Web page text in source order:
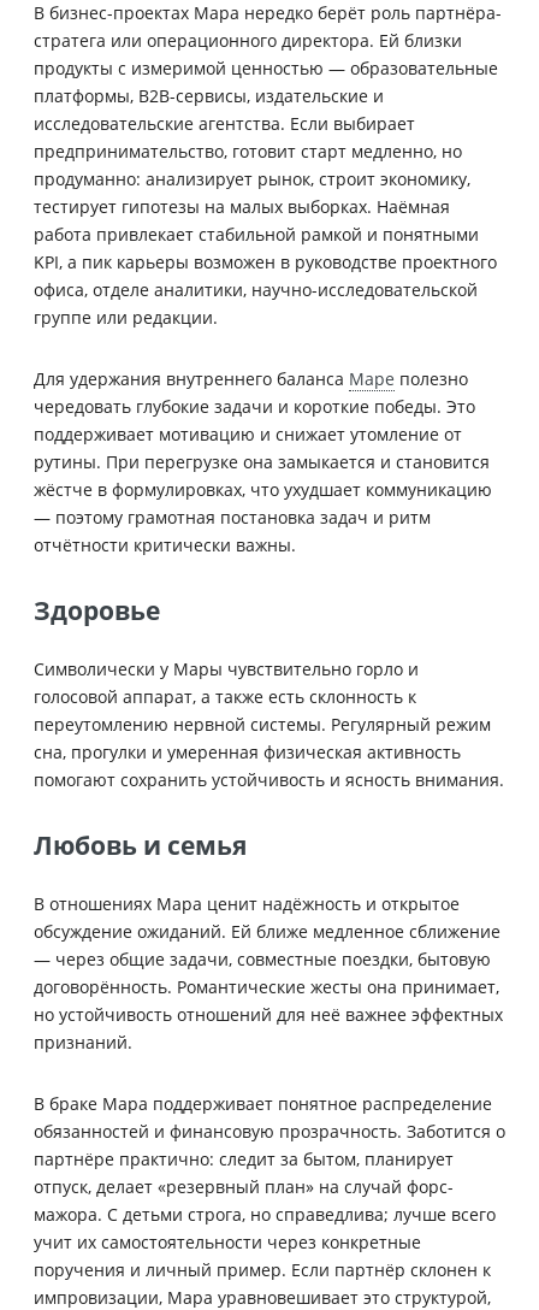
В бизнес-проектах Мара нередко берёт роль партнёра-
стратега или операционного директора. Ей близки
продукты с измеримой ценностью — образовательные
платформы, B2B-сервисы, издательские и
исследовательские агентства. Если выбирает
предпринимательство, готовит старт медленно, но
продуманно: анализирует рынок, строит экономику,
тестирует гипотезы на малых выборках. Наёмная
работа привлекает стабильной рамкой и понятными
KPI, а пик карьеры возможен в руководстве проектного
офиса, отделе аналитики, научно-исследовательской
группе или редакции.
Для удержания внутреннего баланса Маре полезно
чередовать глубокие задачи и короткие победы. Это
поддерживает мотивацию и снижает утомление от
рутины. При перегрузке она замыкается и становится
жёстче в формулировках, что ухудшает коммуникацию
— поэтому грамотная постановка задач и ритм
отчётности критически важны.
Здоровье
Символически у Мары чувствительно горло и
голосовой аппарат, а также есть склонность к
переутомлению нервной системы. Регулярный режим
сна, прогулки и умеренная физическая активность
помогают сохранить устойчивость и ясность внимания.
Любовь и семья
В отношениях Мара ценит надёжность и открытое
обсуждение ожиданий. Ей ближе медленное сближение
— через общие задачи, совместные поездки, бытовую
договорённость. Романтические жесты она принимает,
но устойчивость отношений для неё важнее эффектных
признаний.
В браке Мара поддерживает понятное распределение
обязанностей и финансовую прозрачность. Заботится о
партнёре практично: следит за бытом, планирует
отпуск, делает «резервный план» на случай форс-
мажора. С детьми строга, но справедлива; лучше всего
учит их самостоятельности через конкретные
поручения и личный пример. Если партнёр склонен к
импровизации, Мара уравновешивает это структурой,